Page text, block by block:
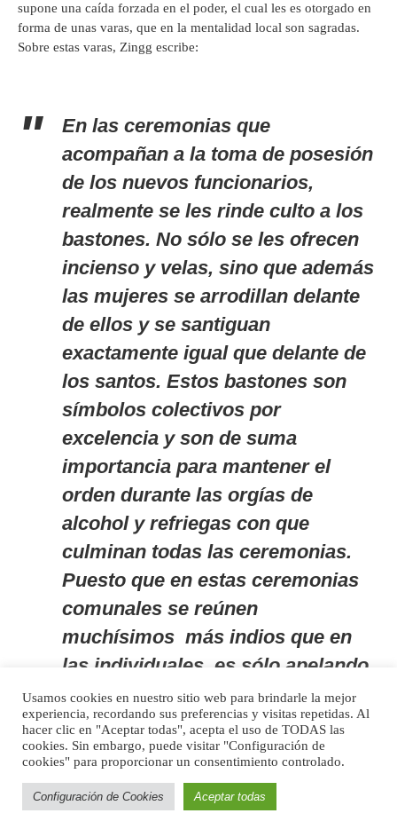
supone una caída forzada en el poder, el cual les es otorgado en
forma de unas varas, que en la mentalidad local son sagradas.
Sobre estas varas, Zingg escribe:
En las ceremonias que
acompañan a la toma de posesión
de los nuevos funcionarios,
realmente se les rinde culto a los
bastones. No sólo se les ofrecen
incienso y velas, sino que además
las mujeres se arrodillan delante
de ellos y se santiguan
exactamente igual que delante de
los santos. Estos bastones son
símbolos colectivos por
excelencia y son de suma
importancia para mantener el
orden durante las orgías de
alcohol y refriegas con que
culminan todas las ceremonias.
Puesto que en estas ceremonias
comunales se reúnen
muchísimos más indios que en
las individuales, es sólo apelando
a la santidad y autoridad de los
bastones que puede mantenerse
siquiera el más remoto parecido
de orden social necesario para
impedir crímenes y violaciones.
Usamos cookies en nuestro sitio web para brindarle la mejor
experiencia, recordando sus preferencias y visitas repetidas. Al
hacer clic en "Aceptar todas", acepta el uso de TODAS las
cookies. Sin embargo, puede visitar "Configuración de
cookies" para proporcionar un consentimiento controlado.
Configuración de Cookies Aceptar todas